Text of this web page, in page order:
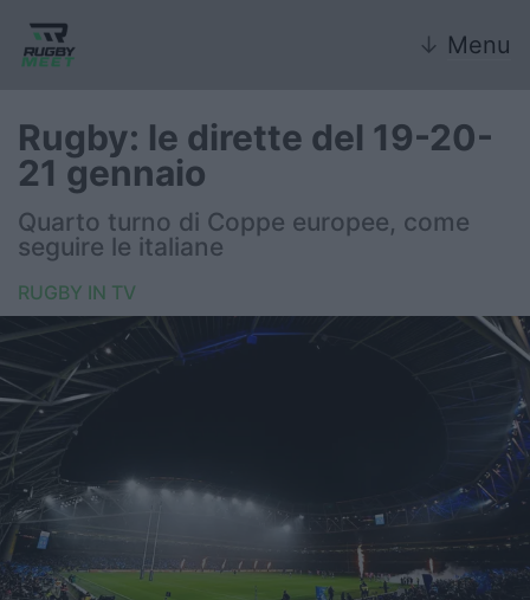
↓ Menu
Nazionale
Nazionali giovanili
Rugby Sevens
FIR
Internazionale
United Rugby Championship
Top14
Rugby: le dirette del 19-20-
21 gennaio
Quarto turno di Coppe europee, come
seguire le italiane
RUGBY IN TV